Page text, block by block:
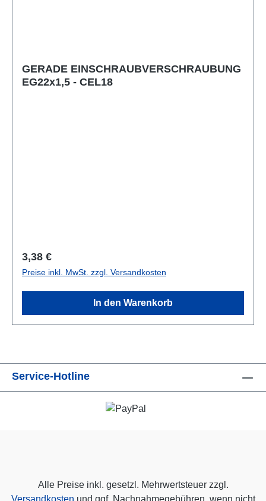
GERADE EINSCHRAUBVERSCHRAUBUNG
EG22x1,5 - CEL18
Regulärer Preis:
3,38 €
Preise inkl. MwSt. zzgl. Versandkosten
In den Warenkorb
Service-Hotline
Alle Preise inkl. gesetzl. Mehrwertsteuer zzgl.
Versandkosten und ggf. Nachnahmegebühren, wenn nicht